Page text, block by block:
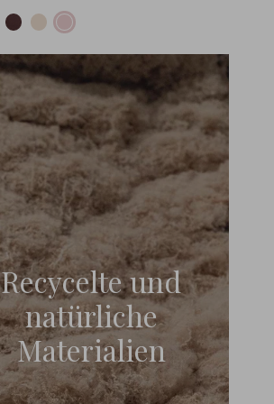
Recycelte und
natürliche
Materialien